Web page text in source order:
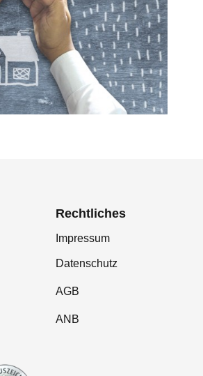
Rechtliches
Impressum
Datenschutz
AGB
ANB